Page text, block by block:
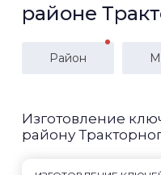
районе
Район
Изготовление
району